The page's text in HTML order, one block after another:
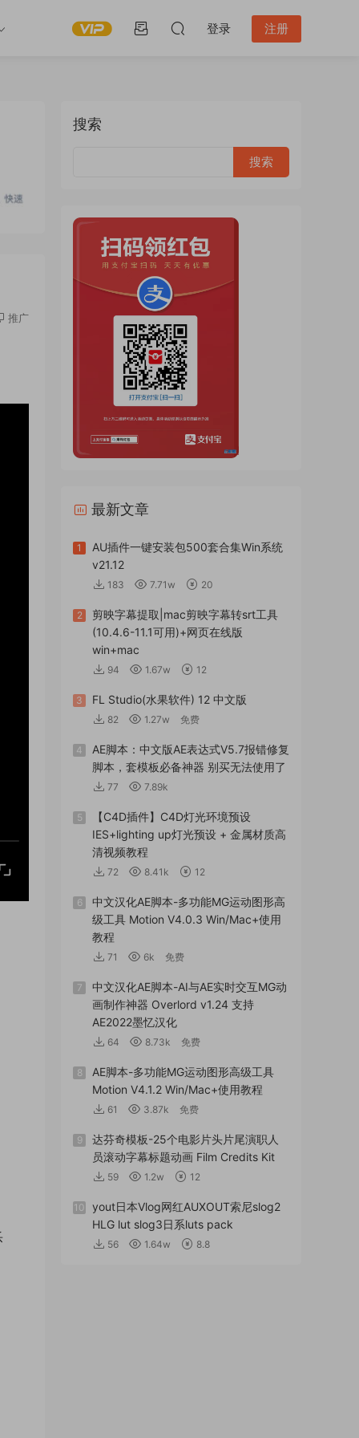
登录 注册
推广
搜索
最新文章
1
AU插件一键安装包500套合集Win系统
v21.12
183 7.71w 20
2
剪映字幕提取|mac剪映字幕转srt工具
(10.4.6-11.1可用)+网页在线版
win+mac
94 1.67w 12
3 FL Studio(水果软件) 12 中文版
82 1.27w 免费
4
AE脚本：中文版AE表达式V5.7报错修复
脚本，套模板必备神器 别买无法使用了
77 7.89k
5
【C4D插件】C4D灯光环境预设
IES+lighting up灯光预设 + 金属材质高
清视频教程
72 8.41k 12
6
中文汉化AE脚本-多功能MG运动图形高
级工具 Motion V4.0.3 Win/Mac+使用
教程
71 6k 免费
7
中文汉化AE脚本-AI与AE实时交互MG动
画制作神器 Overlord v1.24 支持
AE2022墨忆汉化
64 8.73k 免费
8
AE脚本-多功能MG运动图形高级工具
Motion V4.1.2 Win/Mac+使用教程
61 3.87k 免费
9
达芬奇模板-25个电影片头片尾演职人
员滚动字幕标题动画 Film Credits Kit
59 1.2w 12
10
yout日本Vlog网红AUXOUT索尼slog2
HLG lut slog3日系luts pack
56 1.64w 8.8